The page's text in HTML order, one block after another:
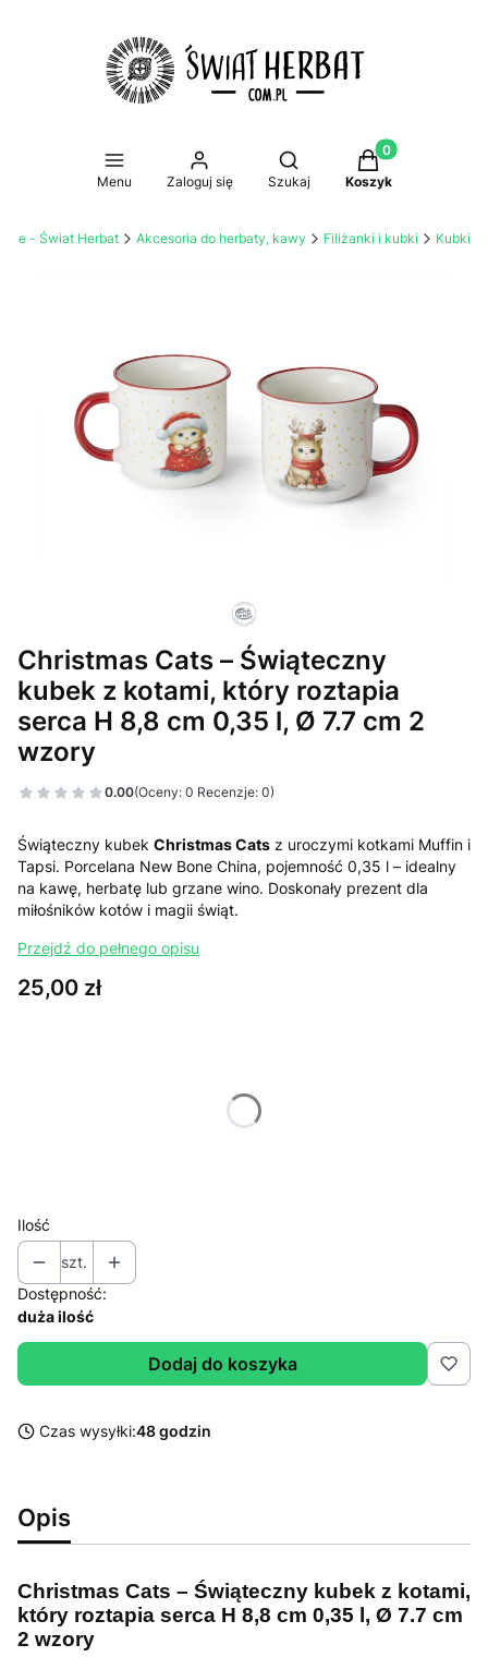
Menu Zaloguj się
Otwórz wyszukiwarkę
Szukaj
Produkty w
Koszyk
- Świat Herbat Akcesoria do herbaty, kawy Filiżanki i kubki Kubki
Christmas Cats – Świąteczny
kubek z kotami, który roztapia
serca H 8,8 cm 0,35 l, Ø 7.7 cm 2
wzory
0.00(Oceny: 0 Recenzje: 0)
Świąteczny kubek Christmas Cats z uroczymi kotkami Muffin i
Tapsi. Porcelana New Bone China, pojemność 0,35 l – idealny
na kawę, herbatę lub grzane wino. Doskonały prezent dla
miłośników kotów i magii świąt.
Przejdź do pełnego opisu
Cena
25,00 zł
Ilość
szt.
Dostępność:
duża ilość
Dodaj do koszyka
Czas wysyłki:48 godzin
Opis
Christmas Cats – Świąteczny kubek z kotami,
który roztapia serca H 8,8 cm 0,35 l, Ø 7.7 cm
2 wzory